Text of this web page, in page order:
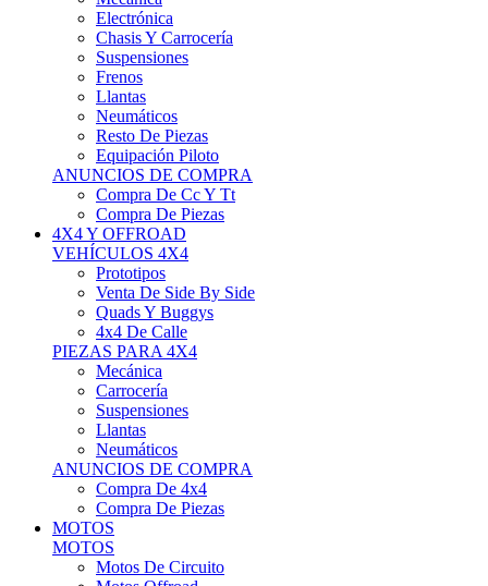
Electrónica
Chasis Y Carrocería
Suspensiones
Frenos
Llantas
Neumáticos
Resto De Piezas
Equipación Piloto
ANUNCIOS DE COMPRA
Compra De Cc Y Tt
Compra De Piezas
4X4 Y OFFROAD
VEHÍCULOS 4X4
Prototipos
Venta De Side By Side
Quads Y Buggys
4x4 De Calle
PIEZAS PARA 4X4
Mecánica
Carrocería
Suspensiones
Llantas
Neumáticos
ANUNCIOS DE COMPRA
Compra De 4x4
Compra De Piezas
MOTOS
MOTOS
Motos De Circuito